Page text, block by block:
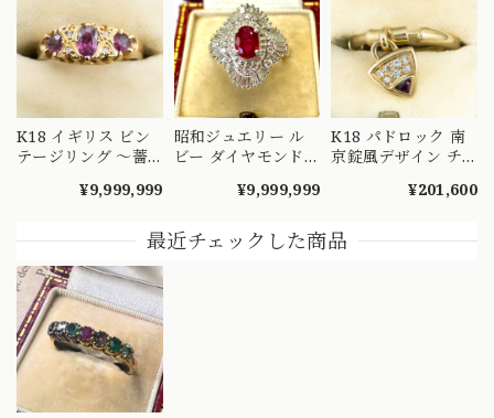
K18 イギリス ビン
テージリング 〜薔
らしいダイヤモンド
DR00491
¥9,999,999
昭和ジュエリー ル
ビー ダイヤモンド
0.76ct ヴィンテージ
ナ 指輪 MOR00697
¥9,999,999
K18 パドロック 南
京錠風デザイン チ
ル リング｜ダイヤ
面で表情が変わる一
本 MOR00600
¥201,600
最近チェックした商品